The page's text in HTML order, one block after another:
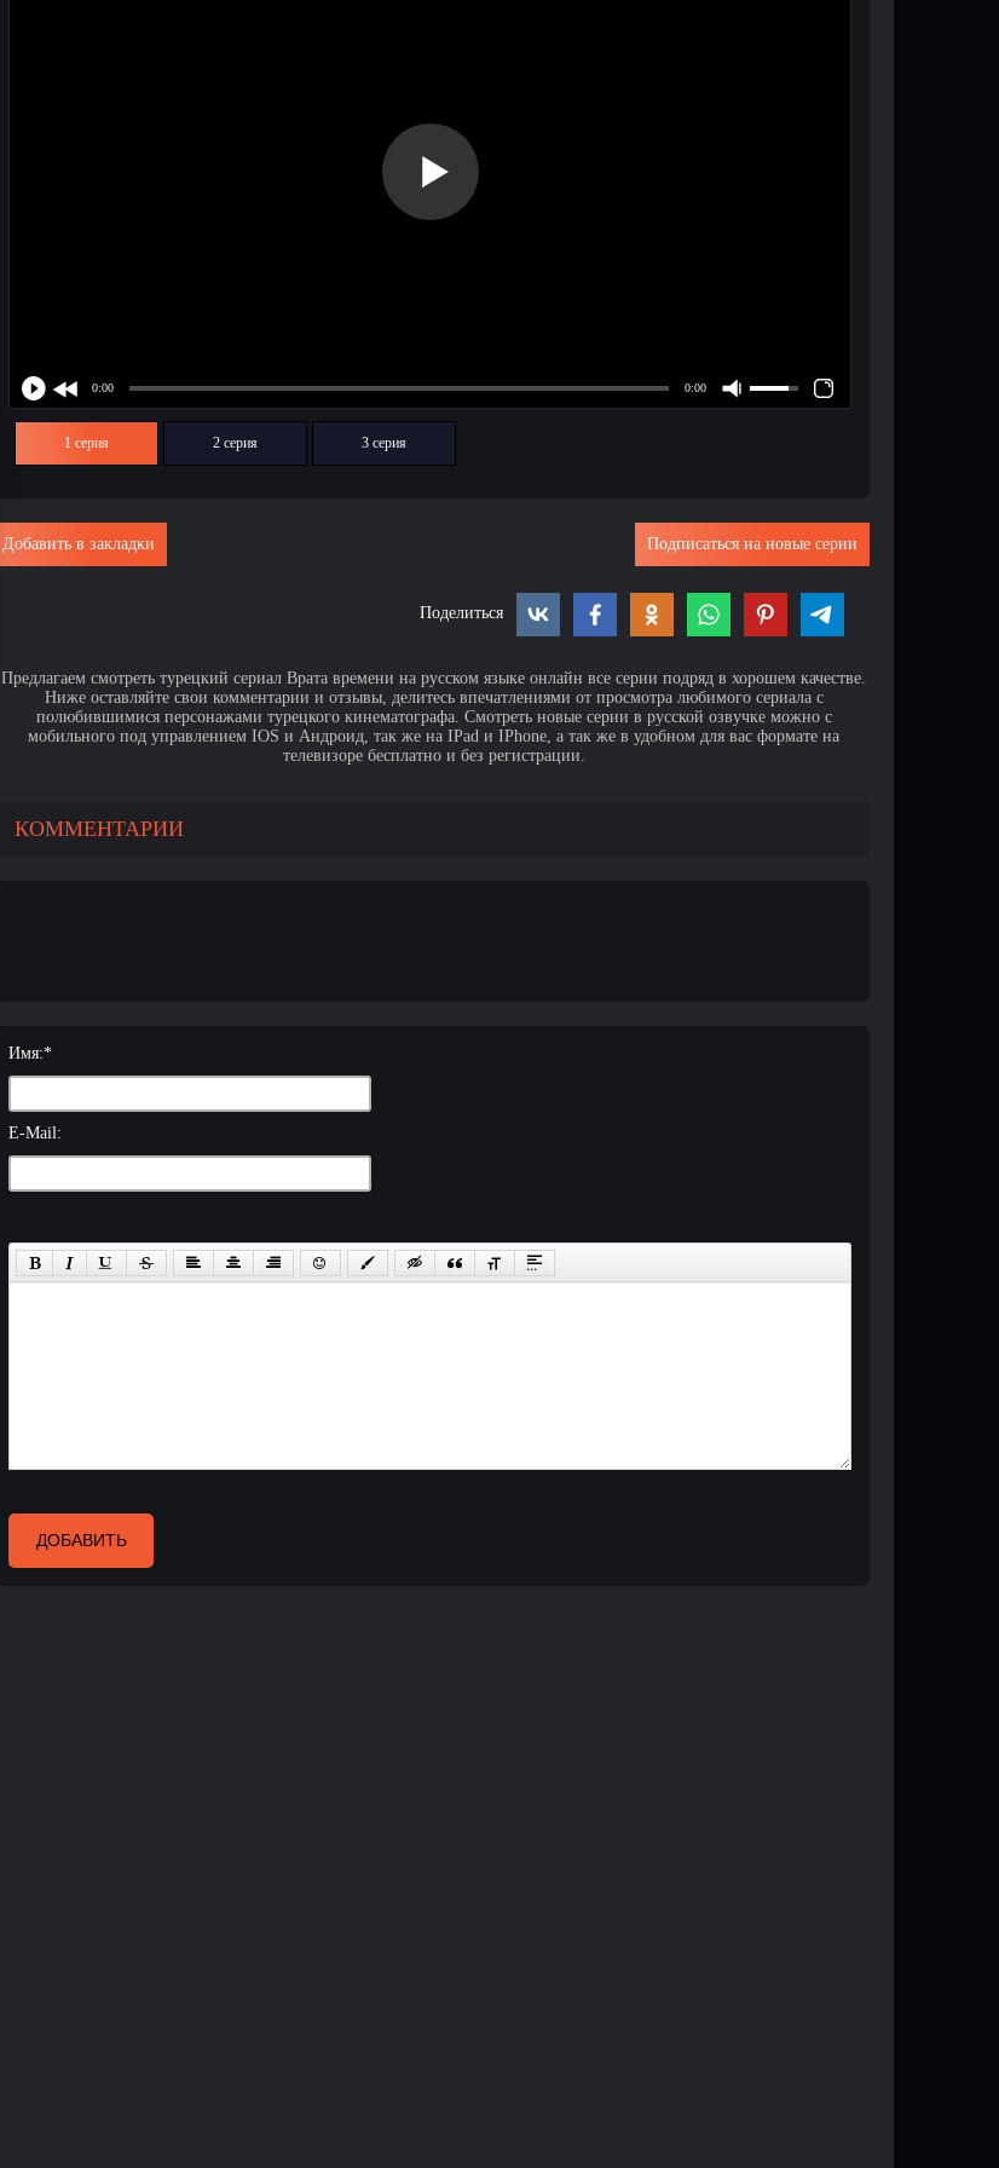
1 серия 2 серия 3 серия
Подписаться на новые серии
Добавить в закладки
Поделиться
Предлагаем смотреть турецкий сериал Врата времени на русском языке онлайн все серии подряд в хорошем качестве.
Ниже оставляйте свои комментарии и отзывы, делитесь впечатлениями от просмотра любимого сериала с
полюбившимися персонажами турецкого кинематографа. Смотреть новые серии в русской озвучке можно с
мобильного под управлением IOS и Андроид, так же на IPad и IPhone, а так же в удобном для вас формате на
телевизоре бесплатно и без регистрации.
КОММЕНТАРИИ
Имя:*
E-Mail:
ДОБАВИТЬ